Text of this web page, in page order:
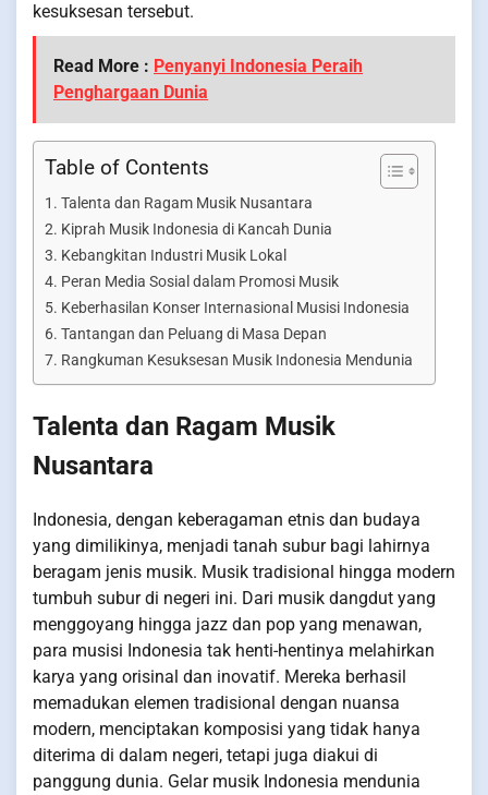
kesuksesan tersebut.
Read More : Penyanyi Indonesia Peraih
Penghargaan Dunia
Table of Contents
Talenta dan Ragam Musik Nusantara
Kiprah Musik Indonesia di Kancah Dunia
Kebangkitan Industri Musik Lokal
Peran Media Sosial dalam Promosi Musik
Keberhasilan Konser Internasional Musisi Indonesia
Tantangan dan Peluang di Masa Depan
Rangkuman Kesuksesan Musik Indonesia Mendunia
Talenta dan Ragam Musik
Nusantara
Indonesia, dengan keberagaman etnis dan budaya
yang dimilikinya, menjadi tanah subur bagi lahirnya
beragam jenis musik. Musik tradisional hingga modern
tumbuh subur di negeri ini. Dari musik dangdut yang
menggoyang hingga jazz dan pop yang menawan,
para musisi Indonesia tak henti-hentinya melahirkan
karya yang orisinal dan inovatif. Mereka berhasil
memadukan elemen tradisional dengan nuansa
modern, menciptakan komposisi yang tidak hanya
diterima di dalam negeri, tetapi juga diakui di
panggung dunia. Gelar musik Indonesia mendunia